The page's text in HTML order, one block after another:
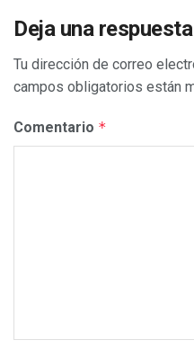
Deja una respuesta
Tu dirección de correo
campos obligatorios están
Comentario *